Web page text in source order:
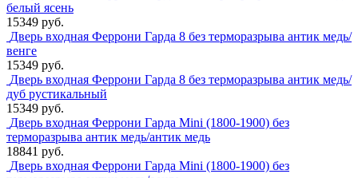
белый ясень
15349 руб.
Дверь входная Феррони Гарда 8 без терморазрыва антик медь/
венге
15349 руб.
Дверь входная Феррони Гарда 8 без терморазрыва антик медь/
дуб рустикальный
15349 руб.
Дверь входная Феррони Гарда Mini (1800-1900) без
терморазрыва антик медь/антик медь
18841 руб.
Дверь входная Феррони Гарда Mini (1800-1900) без